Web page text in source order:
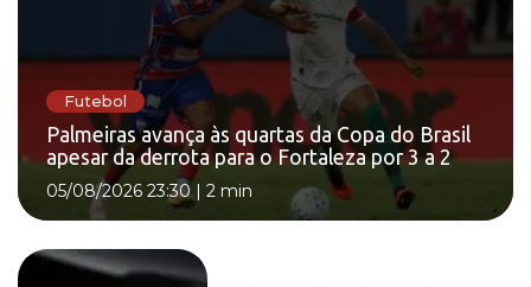
Futebol
Palmeiras avança às quartas da Copa do Brasil
apesar da derrota para o Fortaleza por 3 a 2
05/08/2026 23:30| 2 min